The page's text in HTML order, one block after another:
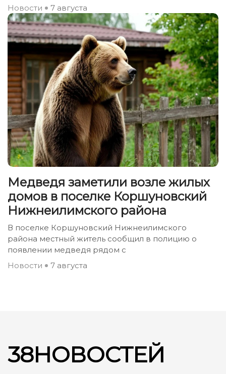
Новости
7 августа
Медведя заметили возле жилых
домов в поселке Коршуновский
Нижнеилимского района
В поселке Коршуновский Нижнеилимского
района местный житель сообщил в полицию о
появлении медведя рядом с
Новости
7 августа
38НОВОСТЕЙ